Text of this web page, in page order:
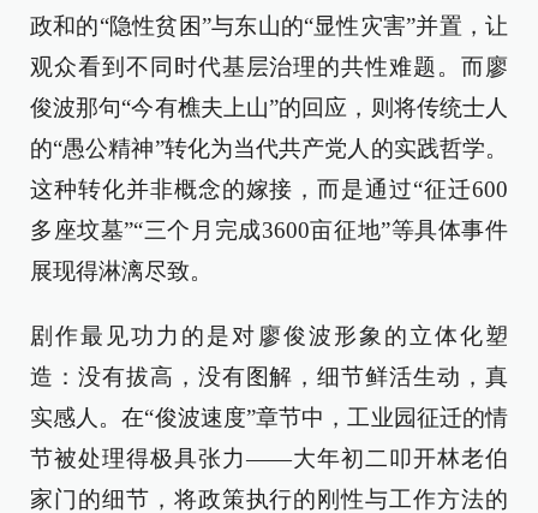
政和的“隐性贫困”与东山的“显性灾害”并置，让
观众看到不同时代基层治理的共性难题。而廖
俊波那句“今有樵夫上山”的回应，则将传统士人
的“愚公精神”转化为当代共产党人的实践哲学。
这种转化并非概念的嫁接，而是通过“征迁600
多座坟墓”“三个月完成3600亩征地”等具体事件
展现得淋漓尽致。
剧作最见功力的是对廖俊波形象的立体化塑
造：没有拔高，没有图解，细节鲜活生动，真
实感人。在“俊波速度”章节中，工业园征迁的情
节被处理得极具张力——大年初二叩开林老伯
家门的细节，将政策执行的刚性与工作方法的